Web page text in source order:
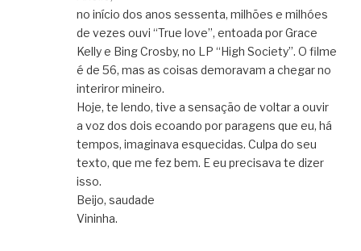
no início dos anos sessenta, milhões e milhóes
de vezes ouvi “True love”, entoada por Grace
Kelly e Bing Crosby, no LP “High Society”. O filme
é de 56, mas as coisas demoravam a chegar no
interiror mineiro.
Hoje, te lendo, tive a sensação de voltar a ouvir
a voz dos dois ecoando por paragens que eu, há
tempos, imaginava esquecidas. Culpa do seu
texto, que me fez bem. E eu precisava te dizer
isso.
Beijo, saudade
Vininha.